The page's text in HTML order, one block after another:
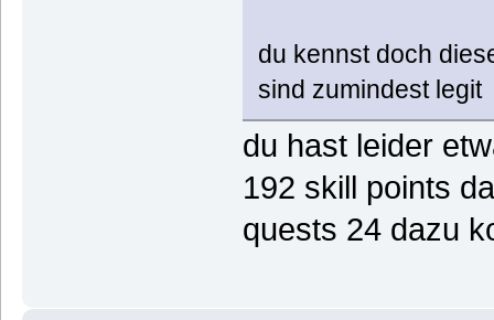
du kennst doch
sind zumindest legit
du hast leider
192 skill points
quests 24 dazu